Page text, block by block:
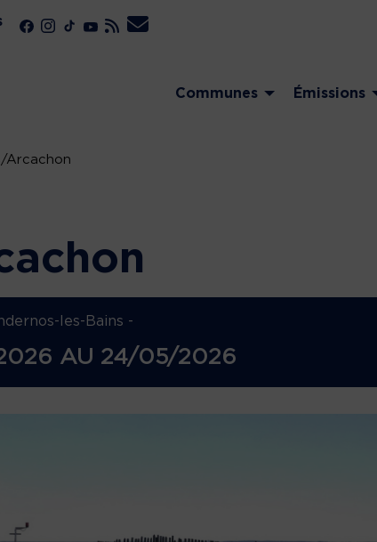
Communes Émissions
Arcachon
les-Bains -
AU 24/05/2026